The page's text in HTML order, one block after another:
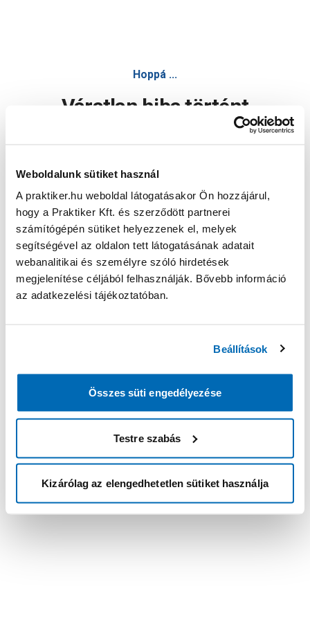
Weboldalunk sütiket használ
A praktiker.hu weboldal látogatásakor Ön hozzájárul,
hogy a Praktiker Kft. és szerződött partnerei
számítógépén sütiket helyezzenek el, melyek
segítségével az oldalon tett látogatásának adatait
webanalitikai és személyre szóló hirdetések
megjelenítése céljából felhasználják. Bővebb információ
az adatkezelési tájékoztatóban.
Beállítások
Összes süti engedélyezése
Testre szabás
Kizárólag az elengedhetetlen sütiket használja
Hoppá ...
Váratlan hiba történt
Oldal újratöltése